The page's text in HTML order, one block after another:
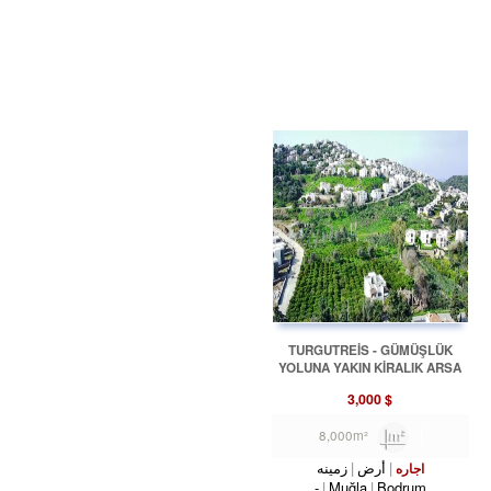
TURGUTREİS - GÜMÜŞLÜK
YOLUNA YAKIN KİRALIK ARSA
$
3,000
8,000m²
اجاره أرض زمینه